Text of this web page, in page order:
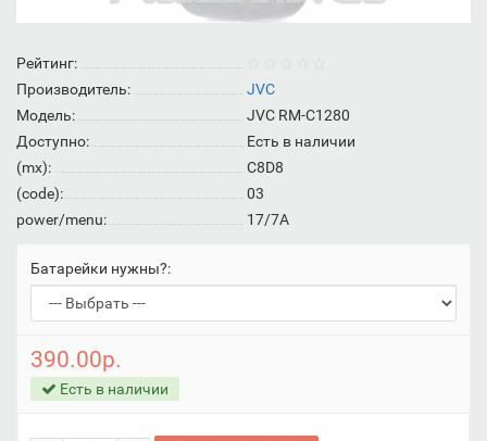
Рейтинг:
Производитель:
JVC
Модель:
JVC RM-C1280
Доступно:
Есть в наличии
(mx):
C8D8
(code):
03
power/menu:
17/7A
Батарейки нужны?:
390.00р.
Есть в наличии